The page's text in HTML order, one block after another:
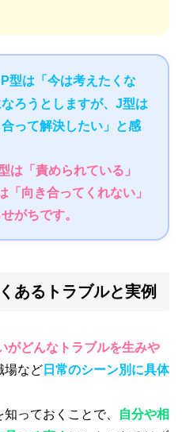
型は「今は考えたくな
ろうとしますが、J型は
合って解決したい」と感
は「責められている」
「向き合ってくれない」
がちです。
あるトラブルと実例
がどんなトラブルを生みや
場など 日常のシーン別に具体
っておくことで、
自分や相